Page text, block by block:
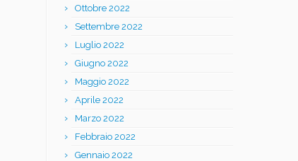
Ottobre 2022
Settembre 2022
Luglio 2022
Giugno 2022
Maggio 2022
Aprile 2022
Marzo 2022
Febbraio 2022
Gennaio 2022